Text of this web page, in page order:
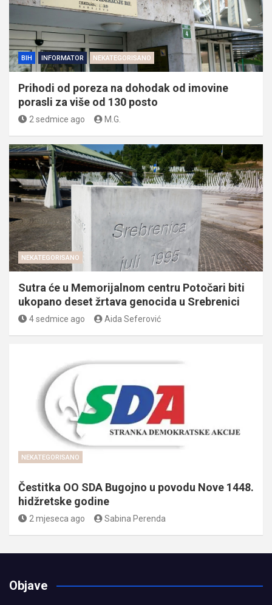
BIH INFORMATOR NEKATEGORISANO
Prihodi od poreza na dohodak od imovine
porasli za više od 130 posto
2 sedmice ago M.G.
NEKATEGORISANO
Sutra će u Memorijalnom centru Potočari biti
ukopano deset žrtava genocida u Srebrenici
4 sedmice ago Aida Seferović
NEKATEGORISANO
Čestitka OO SDA Bugojno u povodu Nove 1448.
hidžretske godine
2 mjeseca ago Sabina Perenda
Objave